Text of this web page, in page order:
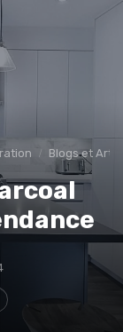
Blogs et